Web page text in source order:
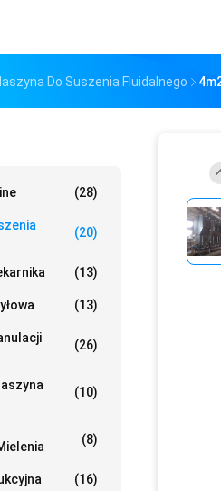
Do Suszenia Fluidalnego
(28)
(20)
(13)
(13)
(26)
(10)
(8)
(16)